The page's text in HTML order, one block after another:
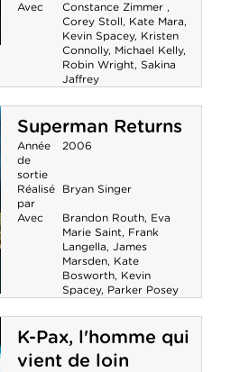
Avec
Constance Zimmer ,
Corey Stoll, Kate Mara,
Kevin Spacey, Kristen
Connolly, Michael Kelly,
Robin Wright, Sakina
Jaffrey
Superman Returns
Année
de
sortie
2006
Réalisé
par
Bryan Singer
Avec Brandon Routh, Eva
Marie Saint, Frank
Langella, James
Marsden, Kate
Bosworth, Kevin
Spacey, Parker Posey
K-Pax, l'homme qui
vient de loin